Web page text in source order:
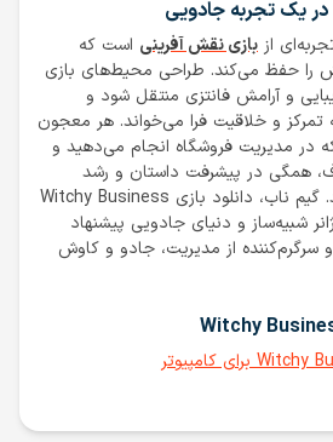
یک تجربه جادویی
بازی نقش آفرینی است که
را حفظ می‌کند. طراحی محیط‌های بازی
و آرامش فانتزی منتقل شود و
تمرکز و خلاقیت فرا می‌خواند. هر معجون
در مدیریت فروشگاه انجام می‌دهید و
همگی در پیشرفت داستان و رشد
شخصیت شما نقش دارند. گیم ناب، دانلود بازی Witchy Business
شبیه‌ساز و دنیای جادویی پیشنهاد
سرگرم‌کننده از مدیریت، جادو و کاوش